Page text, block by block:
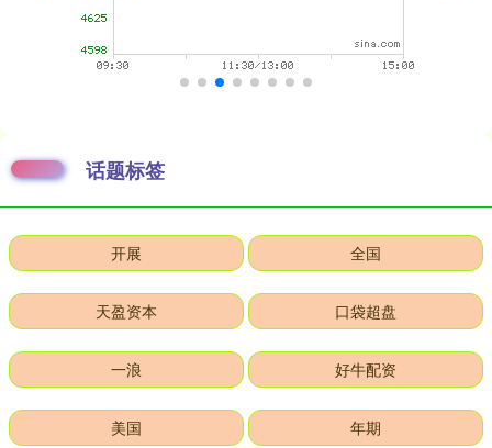
话题标签
开展 全国
天盈资本 口袋超盘
一浪 好牛配资
美国 年期